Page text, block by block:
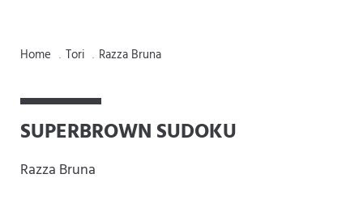
Home . Tori . Razza Bruna
SUPERBROWN SUDOKU
Razza Bruna